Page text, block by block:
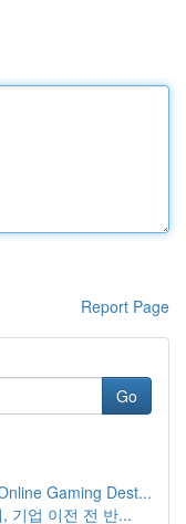
Report Page
Go
Gaming Dest...
기업 이전 전 반...